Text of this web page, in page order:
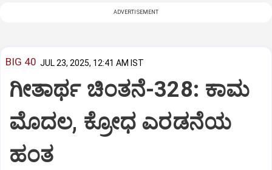
ADVERTISEMENT
BIG 40 JUL 23, 2025, 12:41 AM IST
ಗೀತಾರ್ಥ ಚಿಂತನೆ-328: ಕಾಮ
ಮೊದಲ, ಕ್ರೋಧ ಎರಡನೆಯ
ಹಂತ